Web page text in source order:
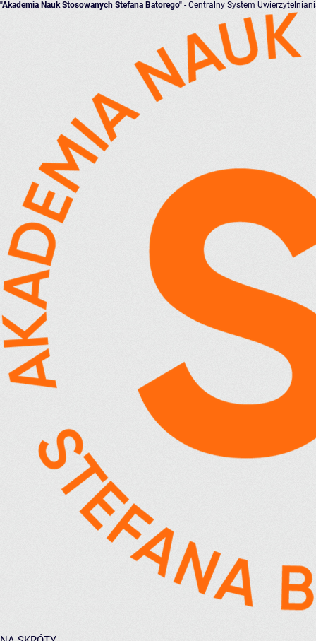
"Akademia Nauk Stosowanych Stefana Batorego" - Centralny System